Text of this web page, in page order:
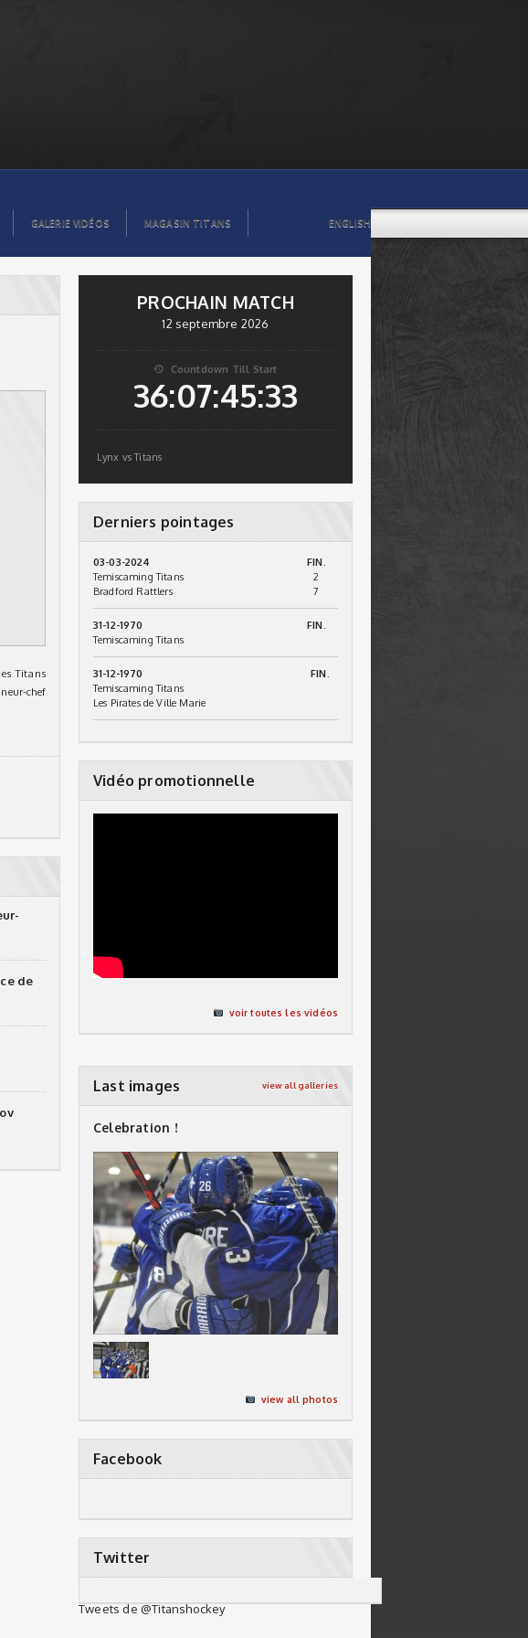
GALERIE VIDÉOS MAGASIN TITANS ENGLISH
Titans
chef
de
PROCHAIN MATCH
12 septembre 2026
 Countdown Till Start
36:07:45:32
Lynx vs Titans
Derniers pointages
03-03-2024
FIN.
Temiscaming Titans
2
Bradford Rattlers
7
31-12-1970
FIN.
Temiscaming Titans
31-12-1970
FIN.
Temiscaming Titans
Les Pirates de Ville Marie
Vidéo promotionnelle
voir toutes les vidéos
Last images view all galleries
Celebration !
view all photos
Facebook
Twitter
Tweets de @Titanshockey